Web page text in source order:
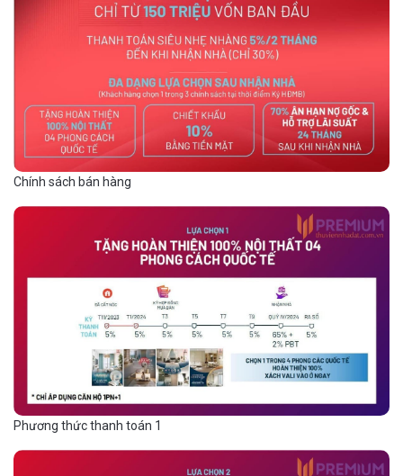
Chính sách bán hàng
Phương thức thanh toán 1